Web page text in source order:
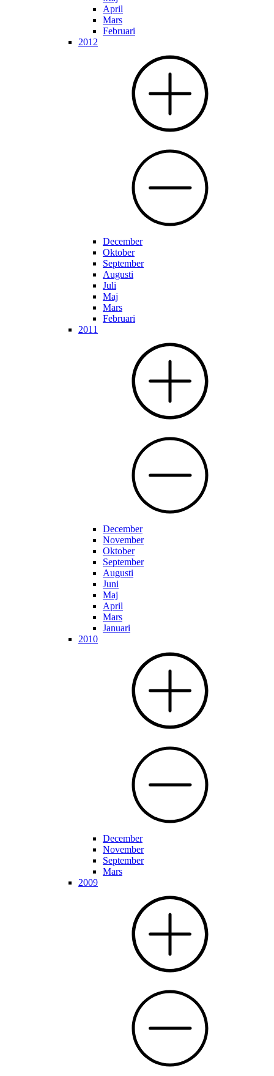
April
Mars
Februari
2012
December
Oktober
September
Augusti
Juli
Maj
Mars
Februari
2011
December
November
Oktober
September
Augusti
Juni
Maj
April
Mars
Januari
2010
December
November
September
Mars
2009